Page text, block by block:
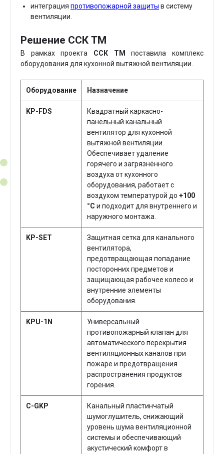
интеграция противопожарной защиты в систему
вентиляции.
Решение ССК ТМ
В рамках проекта ССК ТМ
поставила комплекс
оборудования для кухонной вытяжной вентиляции.
Оборудование Назначение
KP-FDS
Квадратный каркасно-
панельный канальный
вентилятор для кухонной
вытяжной вентиляции.
Обеспечивает удаление
горячего и загрязнённого
воздуха от кухонного
оборудования, работает с
воздухом температурой до +100
°С и подходит для внутреннего и
наружного монтажа.
KP-SET
Защитная сетка для канального
вентилятора,
предотвращающая попадание
посторонних предметов и
защищающая рабочее колесо и
внутренние элементы
оборудования.
KPU-1N
Универсальный
противопожарный клапан для
автоматического перекрытия
вентиляционных каналов при
пожаре и предотвращения
распространения продуктов
горения.
C-GKP
Канальный пластинчатый
шумоглушитель, снижающий
уровень шума вентиляционной
системы и обеспечивающий
акустический комфорт в